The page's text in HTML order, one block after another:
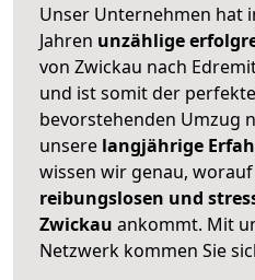
Unser Unternehmen hat
Jahren unzählige
von Zwickau nach
und ist somit der
bevorstehenden Umzug
unsere langjährige
wissen wir genau,
reibungslosen und
Zwickau ankommt. Mit
Netzwerk kommen Sie